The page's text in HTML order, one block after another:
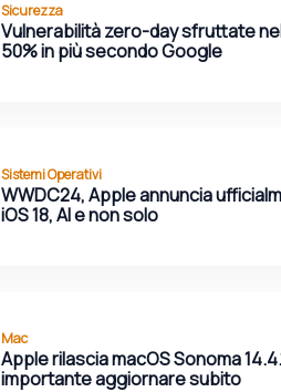
Sicurezza
Vulnerabilità zero-day sfruttate
50% in più secondo Google
Sistemi Operativi
WWDC24, Apple annuncia
iOS 18, AI e non solo
Mac
Apple rilascia macOS Sonoma
importante aggiornare subito